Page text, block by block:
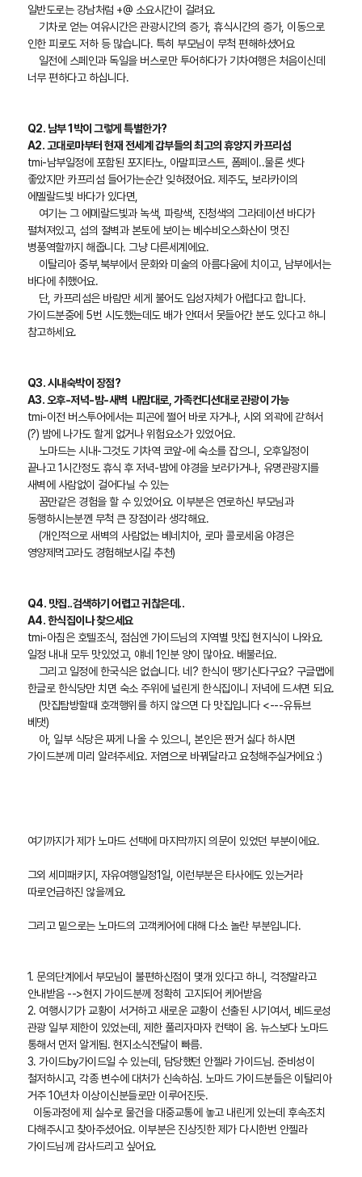
일반도로는 강남처럼 +@ 소요시간이 걸려요.
기차로 얻는 여유시간은 관광시간의 증가, 휴식시간의 증가, 이동으로
인한 피로도 저하 등 많습니다. 특히 부모님이 무척 편해하셨어요
일전에 스페인과 독일을 버스로만 투어하다가 기차여행은 처음이신데
너무 편하다고 하십니다.
Q2. 남부 1박이 그렇게 특별한가?
A2. 고대로마부터 현재 전세계 갑부들의 최고의 휴양지 카프리섬
tmi-남부일정에 포함된 포지타노, 아말피코스트, 폼페이..물론 셋다
좋았지만 카프리섬 들어가는순간 잊혀졌어요. 제주도, 보라카이의
에멜랄드빛 바다가 있다면,
여기는 그 에메랄드빛과 녹색, 파랑색, 진청색의 그라데이션 바다가
펼쳐져있고, 섬의 절벽과 본토에 보이는 베수비오스화산이 멋진
병풍역할까지 해줍니다. 그냥 다른세계에요.
이탈리아 중부,북부에서 문화와 미술의 아름다움에 치이고, 남부에서는
바다에 취했어요.
단, 카프리섬은 바람만 세게 불어도 입성자체가 어렵다고 합니다.
가이드분중에 5번 시도했는데도 배가 안떠서 못들어간 분도 있다고 하니
참고하세요.
Q3. 시내숙박이 장점?
A3. 오후-저녁-밤-새벽 내맘대로, 가족컨디션대로 관광이 가능
tmi-이전 버스투어에서는 피곤에 쩔어 바로 자거나, 시외 외곽에 갇혀서
(?) 밤에 나가도 할게 없거나 위험요소가 있었어요.
노마드는 시내-그것도 기차역 코앞-에 숙소를 잡으니, 오후일정이
끝나고 1시간정도 휴식 후 저녁-밤에 야경을 보러가거나, 유명관광지를
새벽에 사람없이 걸어다닐 수 있는
꿈만같은 경험을 할 수 있었어요. 이부분은 연로하신 부모님과
동행하시는분껜 무척 큰 장점이라 생각해요.
(개인적으로 새벽의 사람없는 베네치아, 로마 콜로세움 야경은
영양제먹고라도 경험해보시길 추천)
Q4. 맛집..검색하기 어렵고 귀찮은데..
A4. 한식집이나 찾으세요
tmi-아침은 호텔조식, 점심엔 가이드님의 지역별 맛집 현지식이 나와요.
일정 내내 모두 맛있었고, 얘네 1인분 양이 많아요. 배불러요.
그리고 일정에 한국식은 없습니다. 네? 한식이 땡기신다구요? 구글맵에
한글로 한식당만 치면 숙소 주위에 널린게 한식집이니 저녁에 드셔면 되요.
(맛집탐방할때 호객행위를 하지 않으면 다 맛집입니다 <---유튜브
베댓)
아, 일부 식당은 짜게 나올 수 있으니, 본인은 짠거 싫다 하시면
가이드분께 미리 알려주세요. 저염으로 바꿔달라고 요청해주실거에요 :)
여기까지가 제가 노마드 선택에 마지막까지 의문이 있었던 부분이에요.
그외 세미패키지, 자유여행일정1일, 이런부분은 타사에도 있는거라
따로언급하진 않을께요.
그리고 밑으로는 노마드의 고객케어에 대해 다소 놀란 부분입니다.
1. 문의단계에서 부모님이 불편하신점이 몇개 있다고 하니, 걱정말라고
안내받음 -->현지 가이드분께 정확히 고지되어 케어받음
2. 여행시기가 교황이 서거하고 새로운 교황이 선출된 시기여서, 베드로성
관광 일부 제한이 있었는데, 제한 풀리자마자 컨택이 옴. 뉴스보다 노마드
통해서 먼저 알게됨. 현지소식전달이 빠름.
3. 가이드by가이드일 수 있는데, 담당했던 안젤라 가이드님. 준비성이
철저하시고, 각종 변수에 대처가 신속하심. 노마드 가이드분들은 이탈리아
거주 10년차 이상이신분들로만 이루어진듯.
이동과정에 제 실수로 물건을 대중교통에 놓고 내린게 있는데 후속조치
다해주시고 찾아주셨어요. 이부분은 진상짓한 제가 다시한번 안젤라
가이드님께 감사드리고 싶어요.